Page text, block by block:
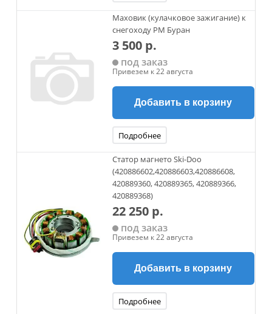
Маховик (кулачковое зажигание) к
снегоходу РМ Буран
3 500 р.
под заказ
Привезем к 22 августа
Добавить в корзину
Подробнее
Статор магнето Ski-Doo
(420886602,420886603,420886608,
420889360, 420889365, 420889366,
420889368)
22 250 р.
под заказ
Привезем к 22 августа
Добавить в корзину
Подробнее